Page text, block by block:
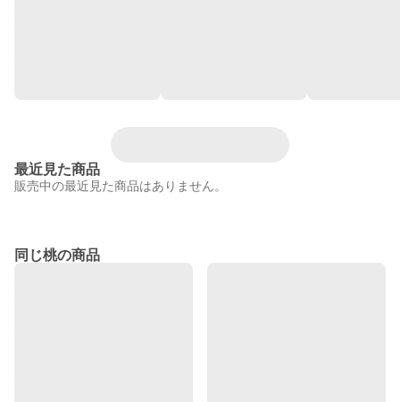
最近見た商品
販売中の最近見た商品はありません。
同じ桃の商品